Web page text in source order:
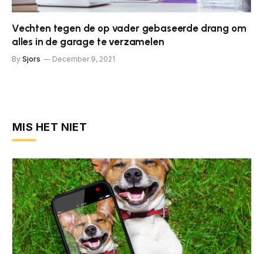
Vechten tegen de op vader gebaseerde drang om
alles in de garage te verzamelen
By Sjors December 9, 2021
MIS HET NIET